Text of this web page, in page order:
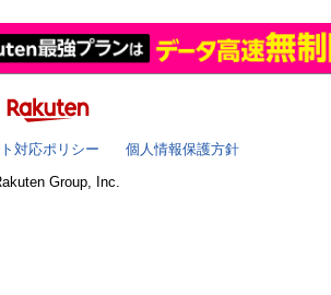
対応ポリシー
個人情報保護方針
Group, Inc.